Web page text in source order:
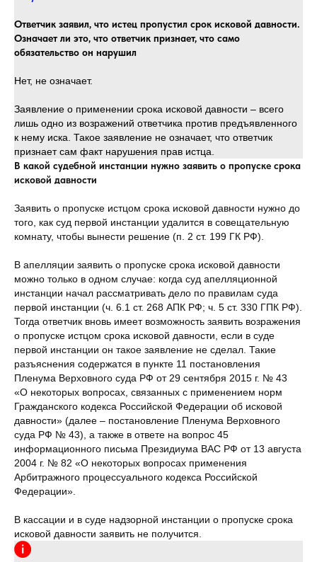
Ответчик заявил, что истец пропустил срок исковой давности.
Означает ли это, что ответчик признает, что само
обязательство он нарушил
Нет, не означает.
Заявление о применении срока исковой давности – всего
лишь одно из возражений ответчика против предъявленного
к нему иска. Такое заявление не означает, что ответчик
признает сам факт нарушения прав истца.
В какой судебной инстанции нужно заявить о пропуске срока
исковой давности
Заявить о пропуске истцом срока исковой давности нужно до
того, как суд первой инстанции удалится в совещательную
комнату, чтобы вынести решение (п. 2 ст. 199 ГК РФ).
В апелляции заявить о пропуске срока исковой давности
можно только в одном случае: когда суд апелляционной
инстанции начал рассматривать дело по правилам суда
первой инстанции (ч. 6.1 ст. 268 АПК РФ; ч. 5 ст. 330 ГПК РФ).
Тогда ответчик вновь имеет возможность заявить возражения
о пропуске истцом срока исковой давности, если в суде
первой инстанции он такое заявление не сделал. Такие
разъяснения содержатся в пункте 11 постановления
Пленума Верховного суда РФ от 29 сентября 2015 г. № 43
«О некоторых вопросах, связанных с применением норм
Гражданского кодекса Российской Федерации об исковой
давности» (далее – постановление Пленума Верховного
суда РФ № 43), а также в ответе на вопрос 45
информационного письма Президиума ВАС РФ от 13 августа
2004 г. № 82 «О некоторых вопросах применения
Арбитражного процессуального кодекса Российской
Федерации».
В кассации и в суде надзорной инстанции о пропуске срока
исковой давности заявить не получится.